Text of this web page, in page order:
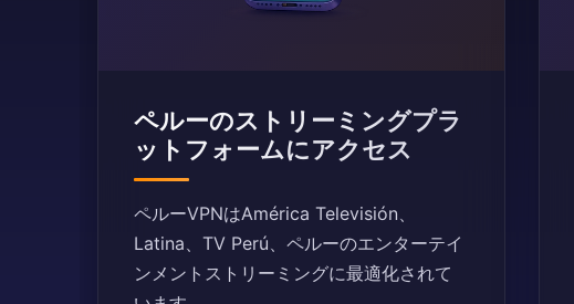
ペルーのストリーミングプラ
ットフォームにアクセス
ペルーVPNはAmérica Televisión、
Latina、TV Perú、ペルーのエンターテイ
ンメントストリーミングに最適化されて